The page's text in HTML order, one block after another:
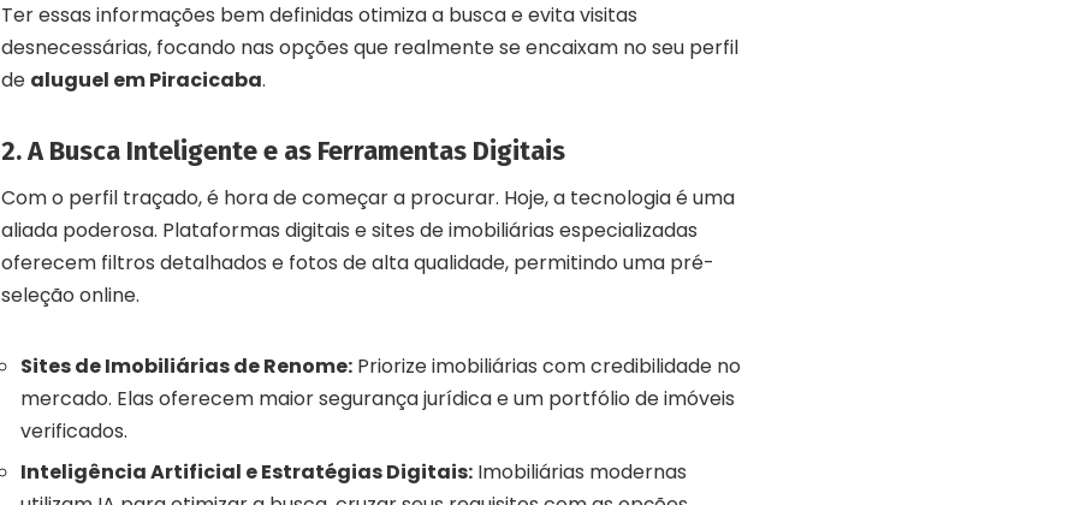
Ter essas informações bem definidas otimiza a busca e evita visitas
desnecessárias, focando nas opções que realmente se encaixam no seu perfil
de aluguel em Piracicaba.
2. A Busca Inteligente e as Ferramentas Digitais
Com o perfil traçado, é hora de começar a procurar. Hoje, a tecnologia é uma
aliada poderosa. Plataformas digitais e sites de imobiliárias especializadas
oferecem filtros detalhados e fotos de alta qualidade, permitindo uma pré-
seleção online.
Sites de Imobiliárias de Renome: Priorize imobiliárias com credibilidade no
mercado. Elas oferecem maior segurança jurídica e um portfólio de imóveis
verificados.
Inteligência Artificial e Estratégias Digitais: Imobiliárias modernas